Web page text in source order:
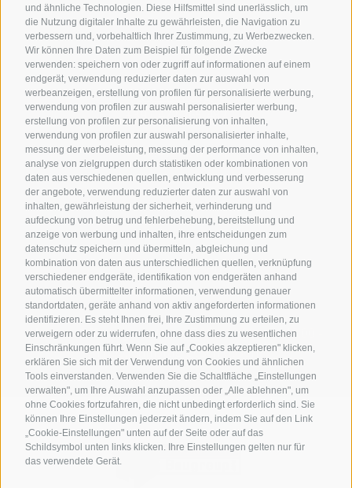
und ähnliche Technologien. Diese Hilfsmittel sind unerlässlich, um
die Nutzung digitaler Inhalte zu gewährleisten, die Navigation zu
verbessern und, vorbehaltlich Ihrer Zustimmung, zu Werbezwecken.
Wir können Ihre Daten zum Beispiel für folgende Zwecke
verwenden: speichern von oder zugriff auf informationen auf einem
endgerät, verwendung reduzierter daten zur auswahl von
werbeanzeigen, erstellung von profilen für personalisierte werbung,
verwendung von profilen zur auswahl personalisierter werbung,
erstellung von profilen zur personalisierung von inhalten,
verwendung von profilen zur auswahl personalisierter inhalte,
messung der werbeleistung, messung der performance von inhalten,
analyse von zielgruppen durch statistiken oder kombinationen von
daten aus verschiedenen quellen, entwicklung und verbesserung
der angebote, verwendung reduzierter daten zur auswahl von
inhalten, gewährleistung der sicherheit, verhinderung und
aufdeckung von betrug und fehlerbehebung, bereitstellung und
anzeige von werbung und inhalten, ihre entscheidungen zum
datenschutz speichern und übermitteln, abgleichung und
kombination von daten aus unterschiedlichen quellen, verknüpfung
verschiedener endgeräte, identifikation von endgeräten anhand
automatisch übermittelter informationen, verwendung genauer
standortdaten, geräte anhand von aktiv angeforderten informationen
identifizieren. Es steht Ihnen frei, Ihre Zustimmung zu erteilen, zu
verweigern oder zu widerrufen, ohne dass dies zu wesentlichen
Einschränkungen führt. Wenn Sie auf „Cookies akzeptieren" klicken,
erklären Sie sich mit der Verwendung von Cookies und ähnlichen
Tools einverstanden. Verwenden Sie die Schaltfläche „Einstellungen
verwalten", um Ihre Auswahl anzupassen oder „Alle ablehnen", um
ohne Cookies fortzufahren, die nicht unbedingt erforderlich sind. Sie
können Ihre Einstellungen jederzeit ändern, indem Sie auf den Link
„Cookie-Einstellungen" unten auf der Seite oder auf das
Schildsymbol unten links klicken. Ihre Einstellungen gelten nur für
das verwendete Gerät.
Verkauf &
Verwaltung:
+39 0472 765 487
Bau:
+39 0472 628 048
Pfitscherstraße 45
I-39049 Wiesen
Unsere Öffnungszeiten:07.00 - 12.00 und 13.00 -
17.30, Samstag geschlossen